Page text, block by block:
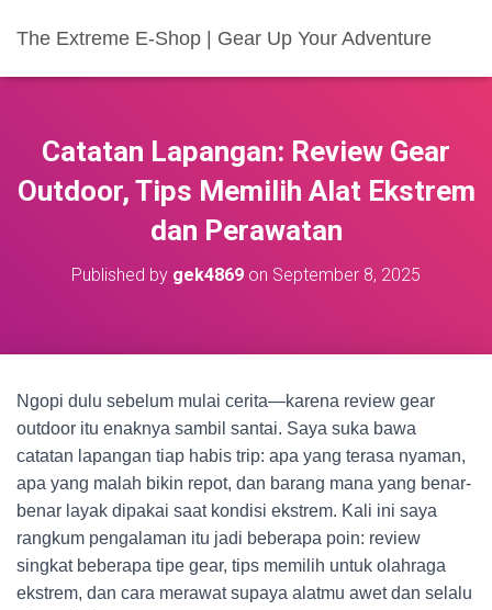
The Extreme E-Shop | Gear Up Your Adventure
Catatan Lapangan: Review Gear
Outdoor, Tips Memilih Alat Ekstrem
dan Perawatan
Published by gek4869 on September 8, 2025
Ngopi dulu sebelum mulai cerita—karena review gear
outdoor itu enaknya sambil santai. Saya suka bawa
catatan lapangan tiap habis trip: apa yang terasa nyaman,
apa yang malah bikin repot, dan barang mana yang benar-
benar layak dipakai saat kondisi ekstrem. Kali ini saya
rangkum pengalaman itu jadi beberapa poin: review
singkat beberapa tipe gear, tips memilih untuk olahraga
ekstrem, dan cara merawat supaya alatmu awet dan selalu